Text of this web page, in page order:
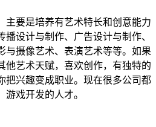
主要是培养有艺术特长和创意能力
设计与制作、广告设计与制作、
与摄像艺术、表演艺术等等。如果
他艺术天赋，喜欢创作，有独特的
把兴趣变成职业。现在很多公司都
戏开发的人才。